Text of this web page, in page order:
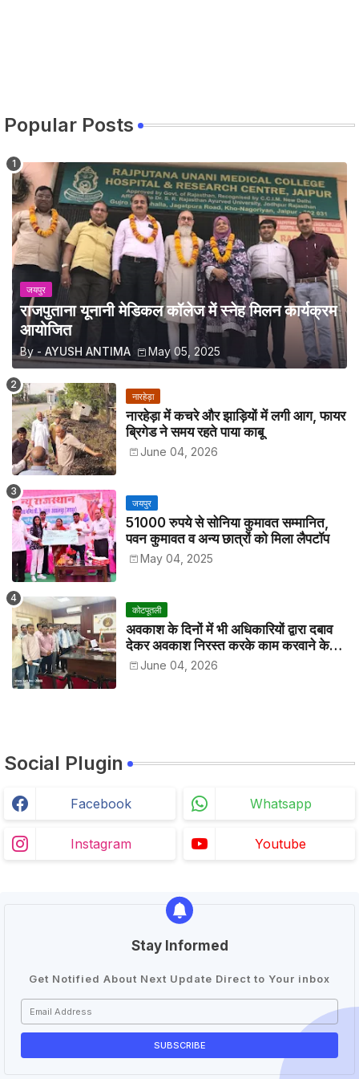
Popular Posts
जयपुर
राजपुताना यूनानी मेडिकल कॉलेज में स्नेह मिलन कार्यक्रम
आयोजित
By - AYUSH ANTIMA May 05, 2025
नारहेड़ा
नारहेड़ा में कचरे और झाड़ियों में लगी आग, फायर
ब्रिगेड ने समय रहते पाया काबू
June 04, 2026
जयपुर
51000 रुपये से सोनिया कुमावत सम्मानित,
पवन कुमावत व अन्य छात्रों को मिला लैपटॉप
May 04, 2025
कोटपूतली
अवकाश के दिनों में भी अधिकारियों द्वारा दबाव
देकर अवकाश निरस्त करके काम करवाने के
विरोध में कर्मचारियों ने जिला कलेक्टर को सीएस
के नाम दिया ज्ञापन
June 04, 2026
Social Plugin
Facebook Whatsapp
Instagram Youtube
Stay Informed
Get Notified About Next Update Direct to Your inbox